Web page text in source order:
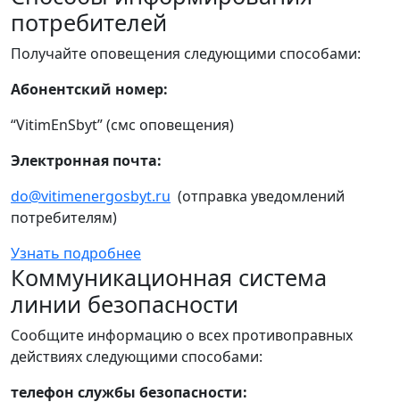
потребителей
Получайте оповещения следующими способами:
Абонентский номер:
“VitimEnSbyt” (смс оповещения)
Электронная почта:
do@vitimenergosbyt.ru (отправка уведомлений
потребителям)
Узнать подробнее
Коммуникационная система
линии безопасности
Сообщите информацию о всех противоправных
действиях следующими способами:
телефон службы безопасности: